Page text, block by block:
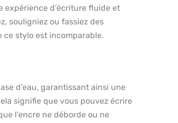
expérience d’écriture fluide et
souligniez ou fassiez des
ce stylo est incomparable.
d’eau, garantissant ainsi une
signifie que vous pouvez écrire
l’encre ne déborde ou ne